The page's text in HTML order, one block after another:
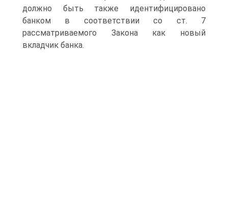
должно быть также идентифицировано
банком в соответствии со ст. 7
рассматриваемого Закона как новый
вкладчик банка.